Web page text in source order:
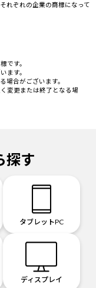
れぞれの企業の商標になって
です。
ます。
場合がございます。
変更または終了となる場
探す
タブレットPC
ディスプレイ